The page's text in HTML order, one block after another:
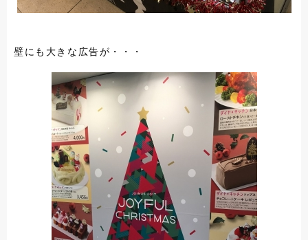
壁にも大きな広告が・・・